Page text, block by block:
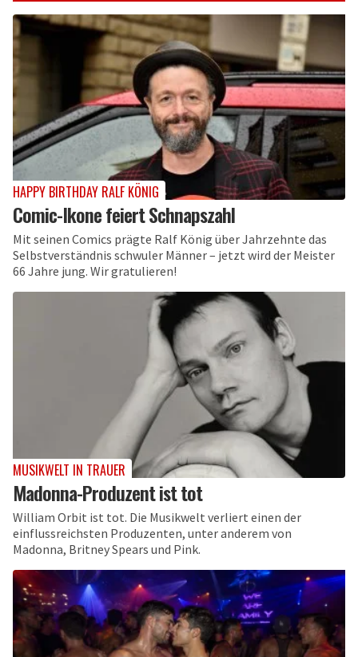
HAPPY BIRTHDAY RALF KÖNIG
Comic-Ikone feiert Schnapszahl
Mit seinen Comics prägte Ralf König über Jahrzehnte das
Selbstverständnis schwuler Männer – jetzt wird der Meister
66 Jahre jung. Wir gratulieren!
MUSIKWELT IN TRAUER
Madonna-Produzent ist tot
William Orbit ist tot. Die Musikwelt verliert einen der
einflussreichsten Produzenten, unter anderem von
Madonna, Britney Spears und Pink.